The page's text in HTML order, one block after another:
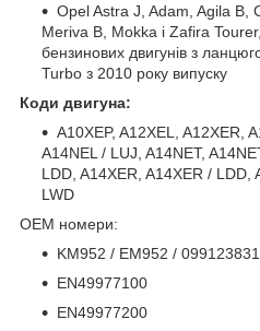
Opel Astra J, Adam, Agila B,
Meriva B, Mokka і Zafira
бензинових двигунів з
Turbo з 2010 року випуску
Коди двигуна:
A10XEP, A12XEL, A12XER,
A14NEL / LUJ, A14NET,
LDD, A14XER, A14XER / LDD,
LWD
OEM номери:
KM952 / EM952 /
EN49977100
EN49977200